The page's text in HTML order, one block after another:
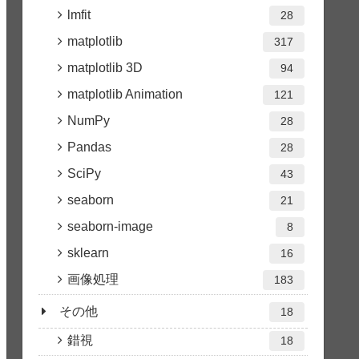
lmfit 28
matplotlib 317
matplotlib 3D 94
matplotlib Animation 121
NumPy 28
Pandas 28
SciPy 43
seaborn 21
seaborn-image 8
sklearn 16
画像処理 183
その他 18
錯視 18